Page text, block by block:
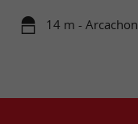
14 m - Arcachon